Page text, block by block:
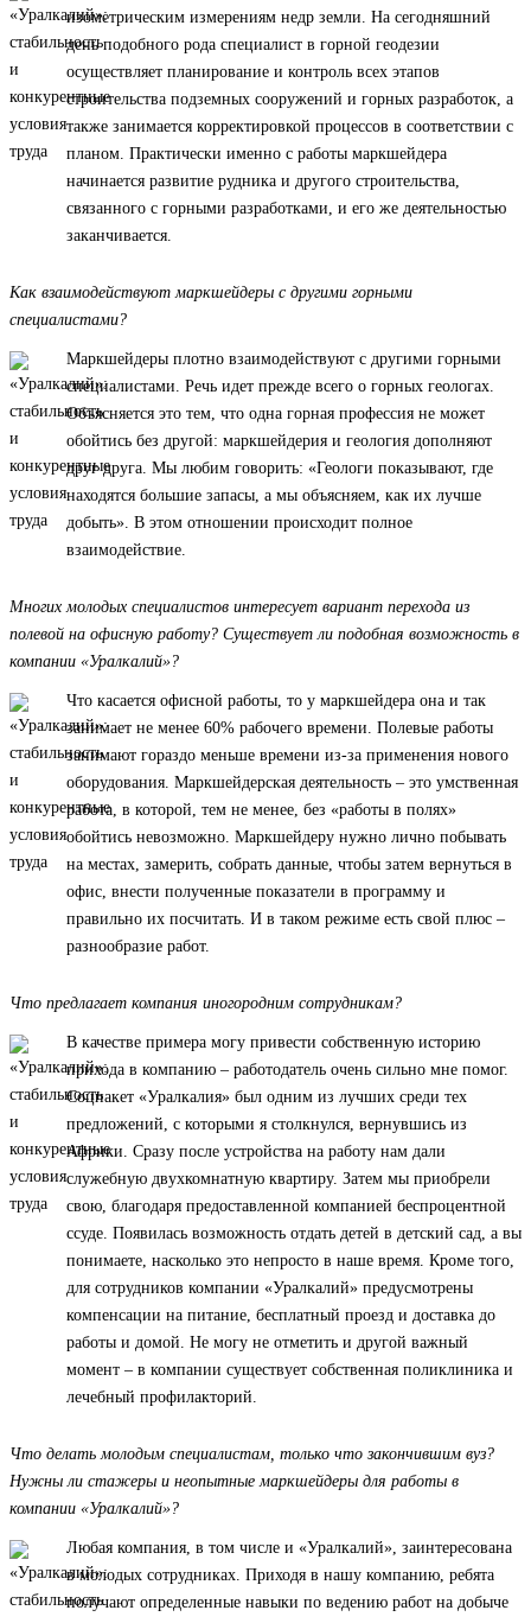
изометрическим измерениям недр земли. На сегодняшний
день подобного рода специалист в горной геодезии
осуществляет планирование и контроль всех этапов
строительства подземных сооружений и горных разработок, а
также занимается корректировкой процессов в соответствии с
планом. Практически именно с работы маркшейдера
начинается развитие рудника и другого строительства,
связанного с горными разработками, и его же деятельностью
заканчивается.
Как взаимодействуют маркшейдеры с другими горными
специалистами?
Маркшейдеры плотно взаимодействуют с другими горными
специалистами. Речь идет прежде всего о горных геологах.
Объясняется это тем, что одна горная профессия не может
обойтись без другой: маркшейдерия и геология дополняют
друг друга. Мы любим говорить: «Геологи показывают, где
находятся большие запасы, а мы объясняем, как их лучше
добыть». В этом отношении происходит полное
взаимодействие.
Многих молодых специалистов интересует вариант перехода из
полевой на офисную работу? Существует ли подобная возможность в
компании «Уралкалий»?
Что касается офисной работы, то у маркшейдера она и так
занимает не менее 60% рабочего времени. Полевые работы
занимают гораздо меньше времени из-за применения нового
оборудования. Маркшейдерская деятельность – это умственная
работа, в которой, тем не менее, без «работы в полях»
обойтись невозможно. Маркшейдеру нужно лично побывать
на местах, замерить, собрать данные, чтобы затем вернуться в
офис, внести полученные показатели в программу и
правильно их посчитать. И в таком режиме есть свой плюс –
разнообразие работ.
Что предлагает компания иногородним сотрудникам?
В качестве примера могу привести собственную историю
прихода в компанию – работодатель очень сильно мне помог.
Соцпакет «Уралкалия» был одним из лучших среди тех
предложений, с которыми я столкнулся, вернувшись из
Африки. Сразу после устройства на работу нам дали
служебную двухкомнатную квартиру. Затем мы приобрели
свою, благодаря предоставленной компанией беспроцентной
ссуде. Появилась возможность отдать детей в детский сад, а вы
понимаете, насколько это непросто в наше время. Кроме того,
для сотрудников компании «Уралкалий» предусмотрены
компенсации на питание, бесплатный проезд и доставка до
работы и домой. Не могу не отметить и другой важный
момент – в компании существует собственная поликлиника и
лечебный профилакторий.
Что делать молодым специалистам, только что закончившим вуз?
Нужны ли стажеры и неопытные маркшейдеры для работы в
компании «Уралкалий»?
Любая компания, в том числе и «Уралкалий», заинтересована
в молодых сотрудниках. Приходя в нашу компанию, ребята
получают определенные навыки по ведению работ на добыче